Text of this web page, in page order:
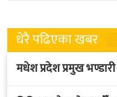
धेरै पढिएका खबर
मधेश प्रदेश प्रमुख